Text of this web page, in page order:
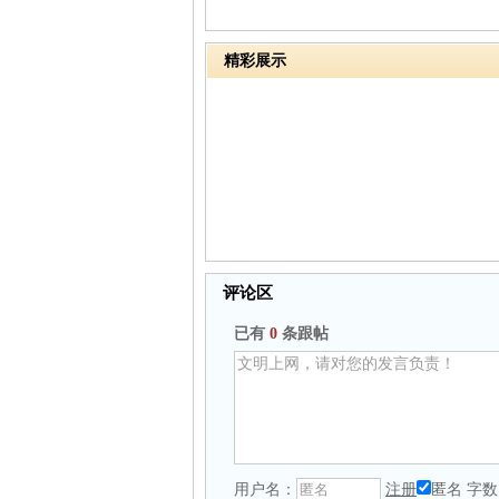
精彩展示
评论区
已有 0 条跟帖
用户名： 注册 匿名 字